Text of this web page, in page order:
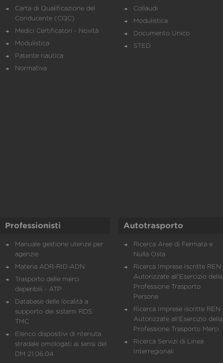
Carta di Qualificazione del
Conducente (CQC)
Medici Certificatori - Novità
Modulistica
Patente nautica
Normativa
Collaudi
Modulistica
Documento Unico
STED
Professionisti
Manuale gestione utenze per
agenzie
Materia ADR-RID-ADN
Trasporto delle merci
deperibili - ATP
Database delle località a
supporto dei sistemi RDS
TMC
Elenco dispositivi di ritenuta
stradale omologati ai sensi del
DM 21.06.04
Autotrasporto
Ricerca Aree di Fermata e
Nulla Osta
Ricerca Imprese Iscritte REN
Autorizzate all'Esercizio della
Professione Trasporto
Persone
Ricerca Imprese iscritte REN
Autorizzate all'Esercizio della
Professione Trasporto Merci
Ricerca Servizi di Linea
Interregionali